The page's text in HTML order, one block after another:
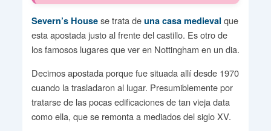
Severn’s House se trata de una casa medieval que
esta apostada justo al frente del castillo. Es otro de
los famosos lugares que ver en Nottingham en un dia.
Decimos apostada porque fue situada allí desde 1970
cuando la trasladaron al lugar. Presumiblemente por
tratarse de las pocas edificaciones de tan vieja data
como ella, que se remonta a mediados del siglo XV.